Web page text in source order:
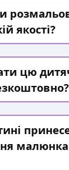
якості?
цю